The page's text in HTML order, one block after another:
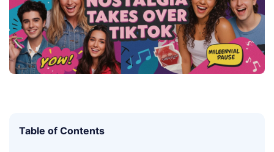
Table of Contents